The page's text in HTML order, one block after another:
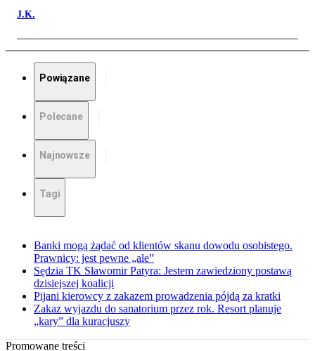
J.K.
Powiązane
Polecane
Najnowsze
Tagi
Banki mogą żądać od klientów skanu dowodu osobistego.
Prawnicy: jest pewne „ale”
Sędzia TK Sławomir Patyra: Jestem zawiedziony postawą
dzisiejszej koalicji
Pijani kierowcy z zakazem prowadzenia pójdą za kratki
Zakaz wyjazdu do sanatorium przez rok. Resort planuje
„kary” dla kuracjuszy
Promowane treści